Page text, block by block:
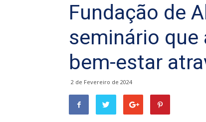
Fundação de
seminário
bem-estar
2 de Fevereiro de 2024